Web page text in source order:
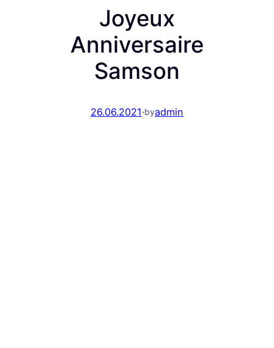
Joyeux
Anniversaire
Samson
26.06.2021·byadmin